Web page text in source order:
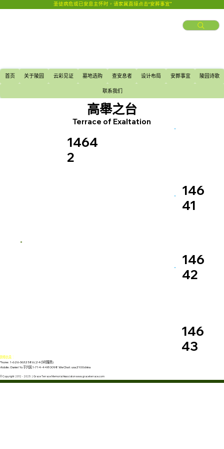
圣徒病危或已安息主怀时，请家属直接点击“安葬事宜”
首页 关于陵园 云彩见证 墓地选购 查安息者 设计布局 安葬事宜 陵园诗歌
联系我们
高舉之台
Terrace of Exaltation
1464
2
146
41
146
42
146
43
联络信息：
Phone: 1-626-3632586 (24小时服务)
Mobile: Daniel Yu 于兴民 1-714-4480098 WeChat: usa2100china
© Copyright 2012 - 2025 | Grace Terrace Memorial Associaton www.graceterrace.com